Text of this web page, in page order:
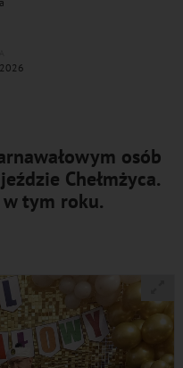
osób
Chełmżyca.
tym roku.